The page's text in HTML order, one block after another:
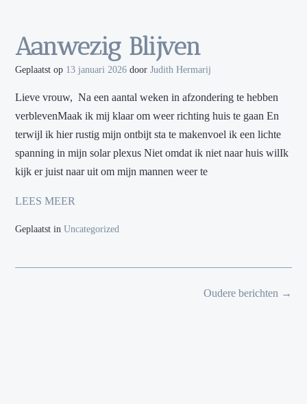
Aanwezig Blijven
Geplaatst op 13 januari 2026 door Judith Hermarij
Lieve vrouw, Na een aantal weken in afzondering te hebben
verblevenMaak ik mij klaar om weer richting huis te gaan En
terwijl ik hier rustig mijn ontbijt sta te makenvoel ik een lichte
spanning in mijn solar plexus Niet omdat ik niet naar huis wilIk
kijk er juist naar uit om mijn mannen weer te
LEES MEER
Geplaatst in Uncategorized
Oudere berichten →